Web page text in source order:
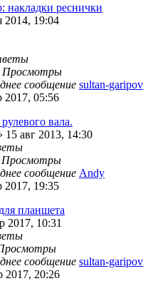
накладки реснички
2014, 19:04
Просмотры
сообщение sultan-garipov
2017, 05:56
вала.
15 авг 2013, 14:30
Просмотры
сообщение Andy
2017, 19:35
планшета
2017, 10:31
сообщение sultan-garipov
2017, 20:26